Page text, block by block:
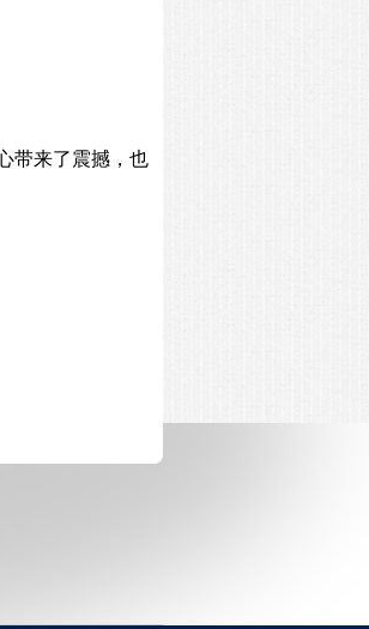
带来了震撼，也